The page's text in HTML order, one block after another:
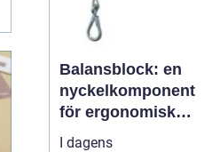
Balansblock: en
nyckelkomponent
för ergonomisk
effektivitet
I dagens